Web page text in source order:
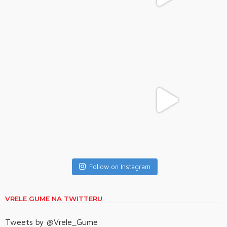
Follow on Instagram
VRELE GUME NA TWITTERU
Tweets by @Vrele_Gume